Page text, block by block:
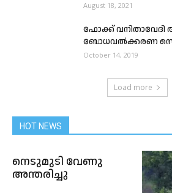
August 18, 2021
ഫോക്ക്
ബോധവൽക്കരണ
October 14, 2019
Load more
HOT NEWS
നെടുമുടി വേണു
അന്തരിച്ചു